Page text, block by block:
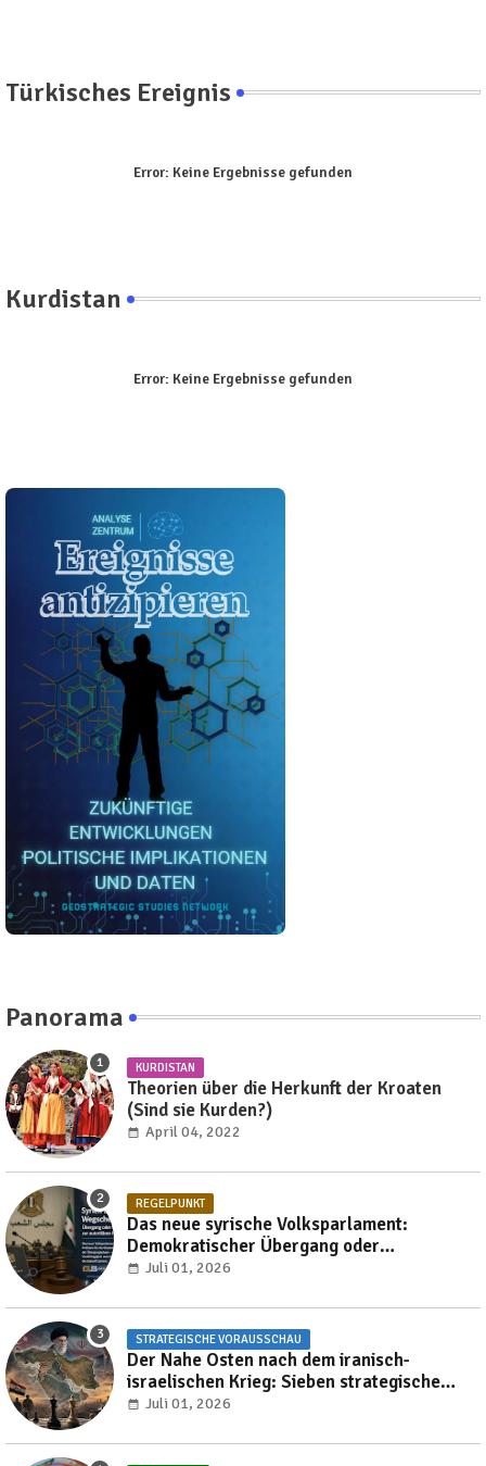
Türkisches Ereignis
Error: Keine Ergebnisse gefunden
Kurdistan
Error: Keine Ergebnisse gefunden
Panorama
KURDISTAN
Theorien über die Herkunft der Kroaten
(Sind sie Kurden?)
April 04, 2022
REGELPUNKT
Das neue syrische Volksparlament:
Demokratischer Übergang oder
Reproduktion autoritärer Herrschaft?
Juli 01, 2026
STRATEGISCHE VORAUSSCHAU
Der Nahe Osten nach dem iranisch-
israelischen Krieg: Sieben strategische
Transformationen, die die Region bis 2030
Juli 01, 2026